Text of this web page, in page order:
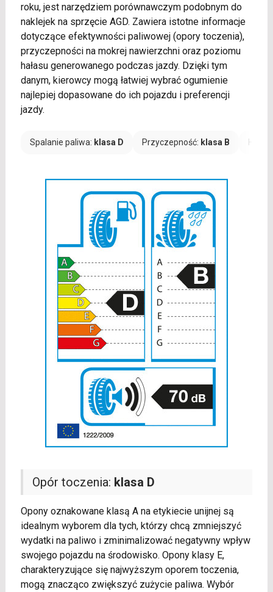
roku, jest narzędziem porównawczym podobnym do
naklejek na sprzęcie AGD. Zawiera istotne informacje
dotyczące efektywności paliwowej (opory toczenia),
przyczepności na mokrej nawierzchni oraz poziomu
hałasu generowanego podczas jazdy. Dzięki tym
danym, kierowcy mogą łatwiej wybrać ogumienie
najlepiej dopasowane do ich pojazdu i preferencji
jazdy.
Spalanie paliwa: klasa D Przyczepność: klasa B
Opór toczenia: klasa D
Opony oznakowane klasą A na etykiecie unijnej są
idealnym wyborem dla tych, którzy chcą zmniejszyć
wydatki na paliwo i zminimalizować negatywny wpływ
swojego pojazdu na środowisko. Opony klasy E,
charakteryzujące się najwyższym oporem toczenia,
mogą znacząco zwiększyć zużycie paliwa. Wybór